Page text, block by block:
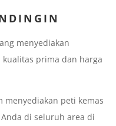
menyediakan
prima dan harga
menyediakan peti kemas
di seluruh area di